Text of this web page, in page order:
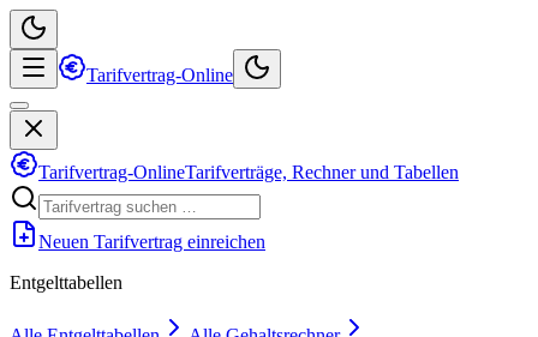
Tarifvertrag-Online
Tarifvertrag-OnlineTarifverträge, Rechner und Tabellen
Neuen Tarifvertrag einreichen
Entgelttabellen